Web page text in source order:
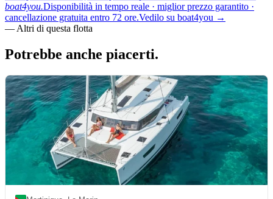
boat4you.Disponibilità in tempo reale · miglior prezzo garantito ·
cancellazione gratuita entro 72 ore.Vedilo su boat4you →
— Altri di questa flotta
Potrebbe anche piacerti.